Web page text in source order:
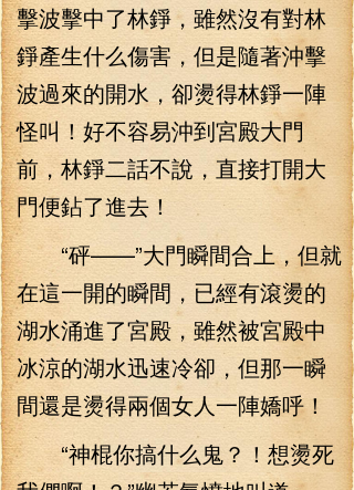
擊波擊中了林錚，雖然沒有對林
錚產生什么傷害，但是隨著沖擊
波過來的開水，卻燙得林錚一陣
怪叫！好不容易沖到宮殿大門
前，林錚二話不說，直接打開大
門便鉆了進去！
“砰——”大門瞬間合上，但就
在這一開的瞬間，已經有滾燙的
湖水涌進了宮殿，雖然被宮殿中
冰涼的湖水迅速冷卻，但那一瞬
間還是燙得兩個女人一陣嬌呼！
“神棍你搞什么鬼？！想燙死